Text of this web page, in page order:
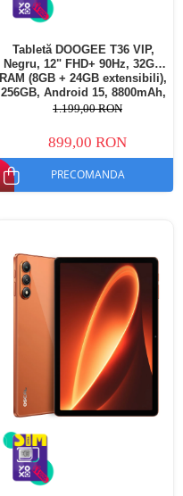
Tabletă DOOGEE T36 VIP,
Negru, 12" FHD+ 90Hz, 32GB
RAM (8GB + 24GB extensibili),
256GB, Android 15, 8800mAh,
Dual SIM
1.199,00 RON
899,00 RON
PRECOMANDA